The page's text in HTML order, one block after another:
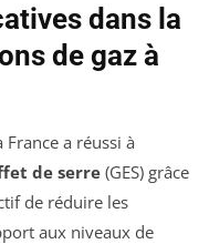
dans la
de gaz à
a réussi à
de serre (GES) grâce
de réduire les
aux niveaux de